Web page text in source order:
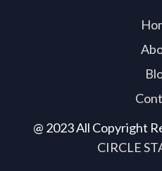
@ 2023 All Copyright
CIRCLE